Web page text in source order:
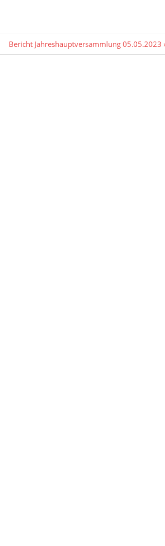
Nächster
Beitrag:
Bericht Jahreshauptversammlung 05.05.2023